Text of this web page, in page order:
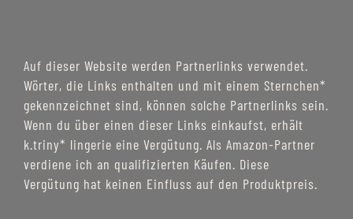
Auf dieser Website werden Partnerlinks verwendet.
Wörter, die Links enthalten und mit einem Sternchen*
gekennzeichnet sind, können solche Partnerlinks sein.
Wenn du über einen dieser Links einkaufst, erhält
k.triny* lingerie eine Vergütung. Als Amazon-Partner
verdiene ich an qualifizierten Käufen. Diese
Vergütung hat keinen Einfluss auf den Produktpreis.